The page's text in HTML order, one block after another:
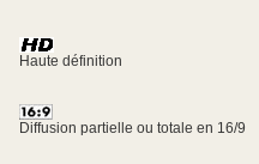
Haute définition
Diffusion partielle ou totale en 16/9